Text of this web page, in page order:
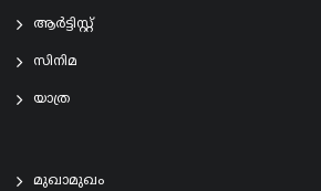
ആര്‍ട്ടിസ്റ്റ്
സിനിമ
യാത്ര
മുഖാമുഖം